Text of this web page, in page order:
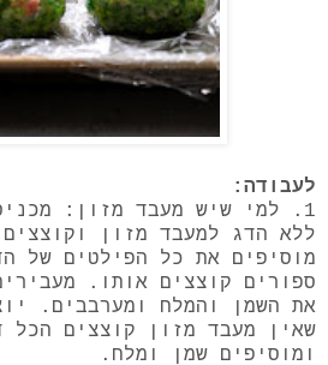
לעבודה:
1. למי שיש מעבד מזון:
ללא הדג למעבד מזון
מוסיפים את כל הפילטים של
ספורים קוצצים אותו.
את השמן והמלח ומערבבים.
שאין מעבד מזון קוצצים הכל
ומוסיפים שמן ומלח.